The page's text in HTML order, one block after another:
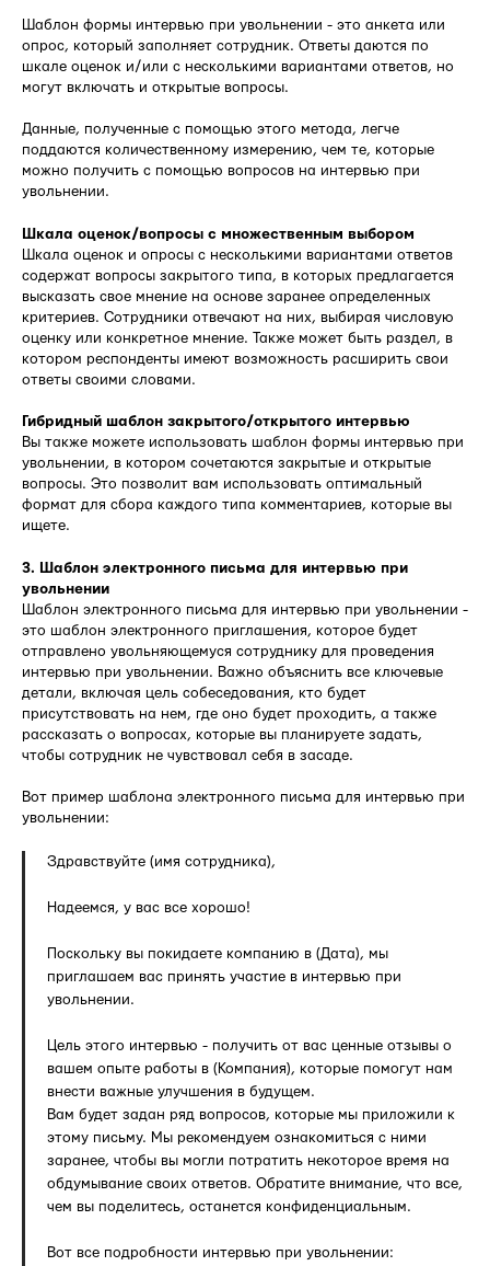
Шаблон формы интервью при увольнении - это анкета или
опрос, который заполняет сотрудник. Ответы даются по
шкале оценок и/или с несколькими вариантами ответов, но
могут включать и открытые вопросы.
Данные, полученные с помощью этого метода, легче
поддаются количественному измерению, чем те, которые
можно получить с помощью вопросов на интервью при
увольнении.
Шкала оценок/вопросы с множественным выбором
Шкала оценок и опросы с несколькими вариантами ответов
содержат вопросы закрытого типа, в которых предлагается
высказать свое мнение на основе заранее определенных
критериев. Сотрудники отвечают на них, выбирая числовую
оценку или конкретное мнение. Также может быть раздел, в
котором респонденты имеют возможность расширить свои
ответы своими словами.
Гибридный шаблон закрытого/открытого интервью
Вы также можете использовать шаблон формы интервью при
увольнении, в котором сочетаются закрытые и открытые
вопросы. Это позволит вам использовать оптимальный
формат для сбора каждого типа комментариев, которые вы
ищете.
3. Шаблон электронного письма для интервью при
увольнении
Шаблон электронного письма для интервью при увольнении -
это шаблон электронного приглашения, которое будет
отправлено увольняющемуся сотруднику для проведения
интервью при увольнении. Важно объяснить все ключевые
детали, включая цель собеседования, кто будет
присутствовать на нем, где оно будет проходить, а также
рассказать о вопросах, которые вы планируете задать,
чтобы сотрудник не чувствовал себя в засаде.
Вот пример шаблона электронного письма для интервью при
увольнении:
Здравствуйте (имя сотрудника),
Надеемся, у вас все хорошо!
Поскольку вы покидаете компанию в (Дата), мы
приглашаем вас принять участие в интервью при
увольнении.
Цель этого интервью - получить от вас ценные отзывы о
вашем опыте работы в (Компания), которые помогут нам
внести важные улучшения в будущем.
Вам будет задан ряд вопросов, которые мы приложили к
этому письму. Мы рекомендуем ознакомиться с ними
заранее, чтобы вы могли потратить некоторое время на
обдумывание своих ответов. Обратите внимание, что все,
чем вы поделитесь, останется конфиденциальным.
Вот все подробности интервью при увольнении: